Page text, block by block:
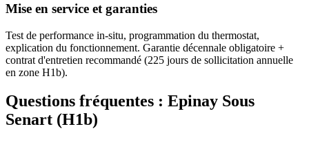
Mise en service et garanties
Test de performance in-situ, programmation du thermostat,
explication du fonctionnement. Garantie décennale obligatoire +
contrat d'entretien recommandé (225 jours de sollicitation annuelle
en zone H1b).
Questions fréquentes : Epinay Sous
Senart (H1b)